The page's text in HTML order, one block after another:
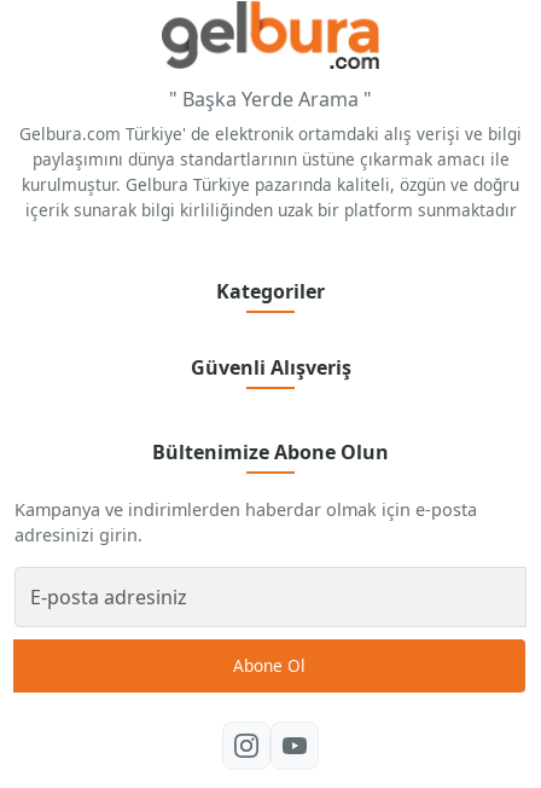
" Başka Yerde Arama "
Gelbura.com Türkiye' de elektronik ortamdaki alış verişi ve bilgi
paylaşımını dünya standartlarının üstüne çıkarmak amacı ile
kurulmuştur. Gelbura Türkiye pazarında kaliteli, özgün ve doğru
içerik sunarak bilgi kirliliğinden uzak bir platform sunmaktadır
Kategoriler
Güvenli Alışveriş
Bültenimize Abone Olun
Kampanya ve indirimlerden haberdar olmak için e-posta
adresinizi girin.
Abone Ol